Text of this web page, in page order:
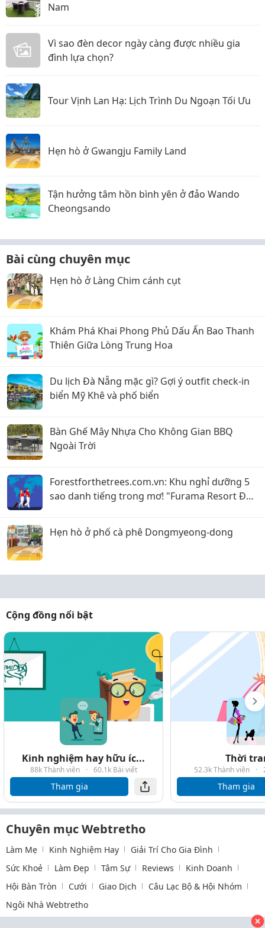
Nam
Vì sao đèn decor ngày càng được nhiều gia
đình lựa chọn?
Tour Vịnh Lan Hạ: Lịch Trình Du Ngoạn Tối Ưu
Hẹn hò ở Gwangju Family Land
Tận hưởng tâm hồn bình yên ở đảo Wando
Cheongsando
Bài cùng chuyên mục
Hẹn hò ở Làng Chim cánh cụt
Khám Phá Khai Phong Phủ Dấu Ấn Bao Thanh
Thiên Giữa Lòng Trung Hoa
Du lịch Đà Nẵng mặc gì? Gợi ý outfit check-in
biển Mỹ Khê và phố biển
Bàn Ghế Mây Nhựa Cho Không Gian BBQ
Ngoài Trời
Forestforthetrees.com.vn: Khu nghỉ dưỡng 5
sao danh tiếng trong mơ! "Furama Resort Đà
Hẹn hò ở phố cà phê Dongmyeong-dong
Cộng đồng nổi bật
Kinh nghiệm hay hữu íc...
88k Thành viên · 60.1k Bài viết
Tham gia
Thời
52.3k Thành viên ·
Tham gia
Chuyên mục Webtretho
Làm Mẹ Kinh Nghiệm Hay
Giải Trí Cho Gia Đình
Sức Khoẻ
Làm Đẹp Tâm Sự Reviews
Kinh Doanh
Hội Bàn Tròn
Cưới Giao Dịch
Câu Lạc Bộ & Hội Nhóm
Ngôi Nhà Webtretho